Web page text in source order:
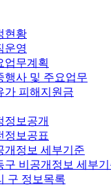
현황
운영
업무계획
행사 및 주요업무
가 피해지원금
정보공개
정보공표
개정보 세부기준
구 비공개정보 세부기
구 정보목록